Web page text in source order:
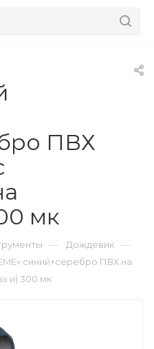
ПВХ
мк
— Дождевик —
синий+серебро ПВХ на
и) 300 мк